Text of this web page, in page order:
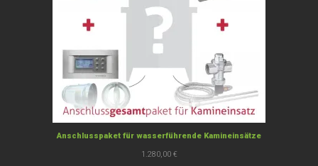
Anschlusspaket für wasserführende Kamineinsätze
1.280,00 €